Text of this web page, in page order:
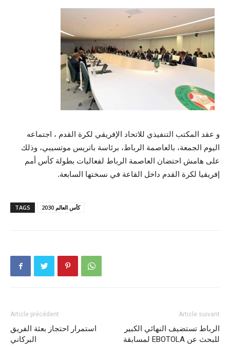
و عقد المكتب التنفيذي للاتحاد الإفريقي لكرة القدم ، اجتماعه
اليوم الجمعة، بالعاصمة الرباط، برئاسة باتريس موتسيبي، وذلك
على هامش احتضان العاصمة الرباط لفعاليات بطولة كأس أمم
إفريقيا لكرة القدم داخل القاعة في نسختها السابعة.
TAGS كأس العالم 2030
Article précédent
استمرار احتجاز بعثة الفريق
البركاني
Article suivant
الرباط تستضيف النهائي الكبير
لمسابقة EBOTOLA للبحث عن